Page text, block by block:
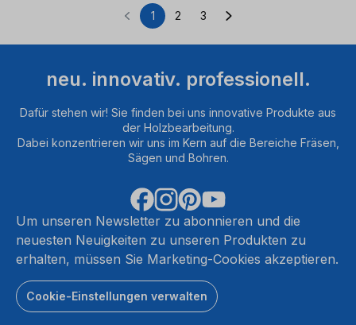
Seite
1 Seite
2 Seite
3
neu. innovativ. professionell.
Dafür stehen wir! Sie finden bei uns innovative Produkte aus
der Holzbearbeitung.
Dabei konzentrieren wir uns im Kern auf die Bereiche Fräsen,
Sägen und Bohren.
Um unseren Newsletter zu abonnieren und die
neuesten Neuigkeiten zu unseren Produkten zu
erhalten, müssen Sie Marketing-Cookies akzeptieren.
Cookie-Einstellungen verwalten